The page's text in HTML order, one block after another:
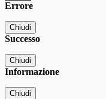
Errore
Chiudi
Successo
Chiudi
Informazione
Chiudi